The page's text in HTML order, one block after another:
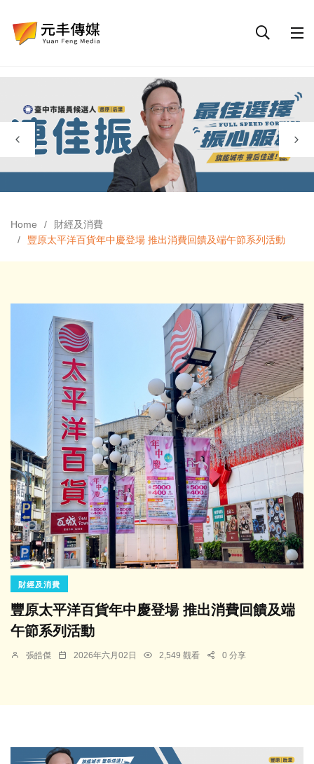
Home
財經及消費
豐原太平洋百貨年中慶登場 推出消費回饋及端午節系列活動
財經及消費
豐原太平洋百貨年中慶登場 推出消費回饋及端
午節系列活動
張皓傑 2026年六月02日 2,549 觀看 0 分享